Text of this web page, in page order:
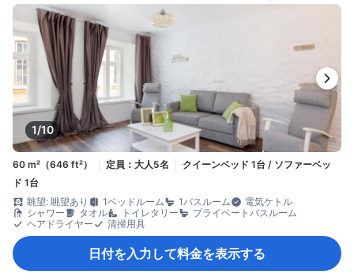
1/10
60 m²（646 ft²） 定員：大人5名
クイーンベッド 1台 / ソファーベッ
ド 1台
眺望: 眺望あり
1ベッドルーム 1バスルーム
電気ケトル
シャワー
タオル トイレタリー
プライベートバスルーム
ヘアドライヤー
清掃用具
日付を入力して料金を表示する